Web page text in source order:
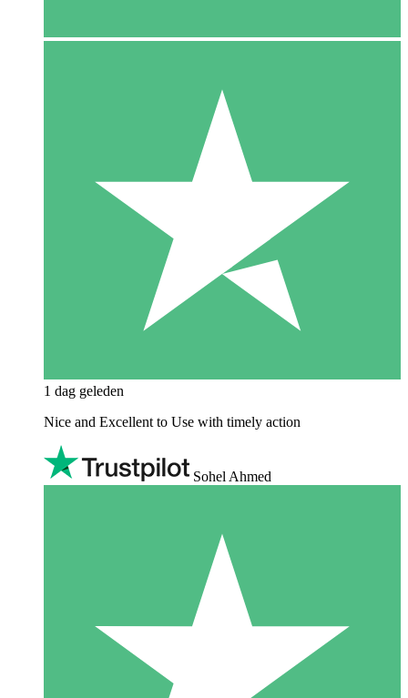
1 dag geleden
Nice and Excellent to Use with timely action
Sohel Ahmed